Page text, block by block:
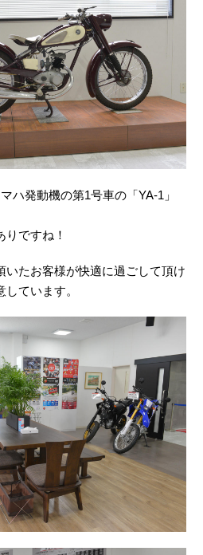
ハ発動機の第1号車の「YA-1」
りですね！
いたお客様が快適に過ごして頂け
ています。